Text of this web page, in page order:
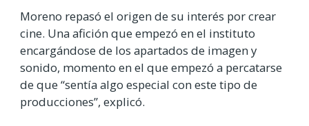
Moreno repasó el origen de su interés por crear
cine. Una afición que empezó en el instituto
encargándose de los apartados de imagen y
sonido, momento en el que empezó a percatarse
de que “sentía algo especial con este tipo de
producciones”, explicó.